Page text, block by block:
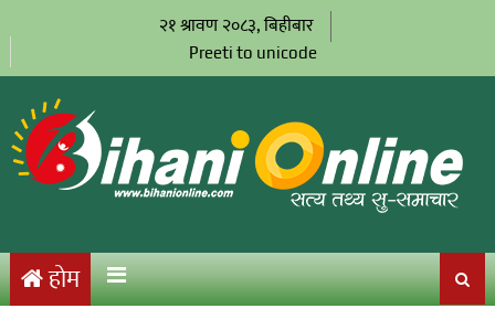
२१ श्रावण २०८३, बिहीबार
Preeti to unicode
होम